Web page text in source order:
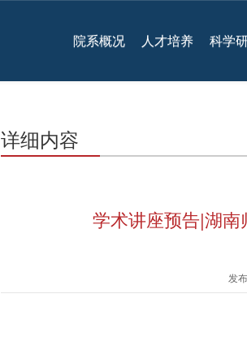
院系概况 人才培养 科学
详细内容
学术讲座预告|​湖南
发